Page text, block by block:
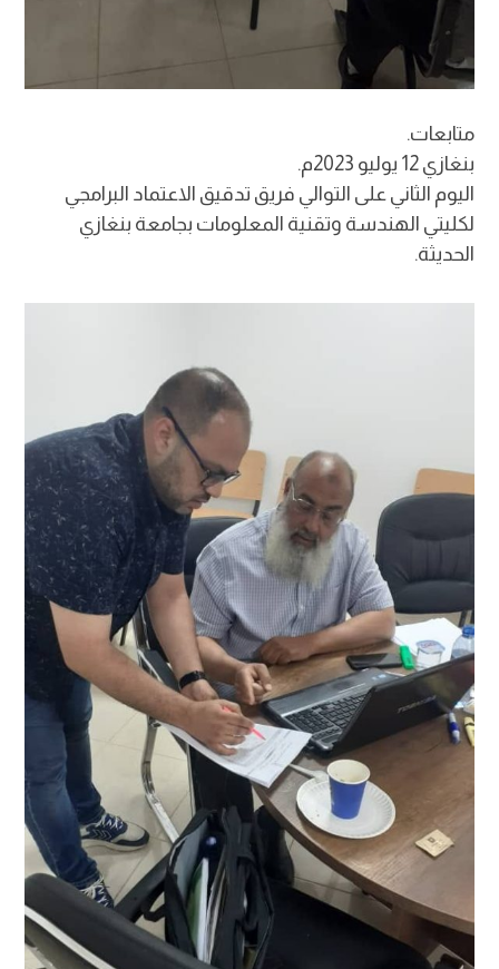
متابعات.
بنغازي 12 يوليو 2023م.
اليوم الثاني على التوالي فريق تدقيق الاعتماد البرامجي
لكليتي الهندسة وتقنية المعلومات بجامعة بنغازي
الحديثة.